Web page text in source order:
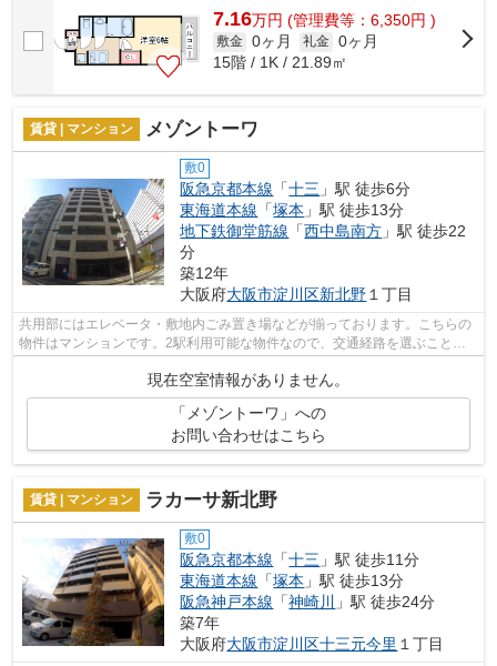
7.16万円 (管理費等：6,350円 )
敷金 0ヶ月 礼金 0ヶ月
15階 / 1K / 21.89㎡
賃貸 | マンション メゾントーワ
敷0
阪急京都本線 「十三 」駅 徒歩6分
東海道本線 「塚本 」駅 徒歩13分
地下鉄御堂筋線 「西中島南方 」駅 徒歩22
分
築12年
大阪府大阪市淀川区新北野１丁目
共用部にはエレベータ・敷地内ごみ置き場などが揃っております。こちらの
物件はマンションです。2駅利用可能な物件なので、交通経路を選ぶことが
現在空室情報がありません。
「メゾントーワ」への
お問い合わせはこちら
賃貸 | マンション ラカーサ新北野
敷0
阪急京都本線 「十三 」駅 徒歩11分
東海道本線 「塚本 」駅 徒歩13分
阪急神戸本線 「神崎川
」駅 徒歩24分
築7年
大阪府大阪市淀川区十三元今里 １丁目